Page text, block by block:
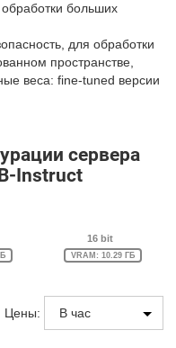
больших
для обработки
пространстве,
веса: fine-tuned версии
сервера
Instruct
16 bit
VRAM: 10.29 ГБ
Цены: